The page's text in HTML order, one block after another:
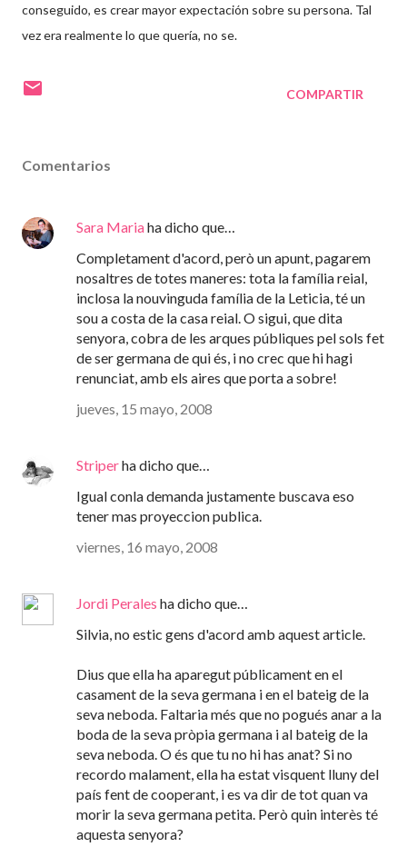
conseguido, es crear mayor expectación sobre su persona. Tal
vez era realmente lo que quería, no se.
COMPARTIR
Comentarios
Sara Mariaha dicho que…
Completament d'acord, però un apunt, pagarem
nosaltres de totes maneres: tota la família reial,
inclosa la nouvinguda família de la Leticia, té un
sou a costa de la casa reial. O sigui, que dita
senyora, cobra de les arques públiques pel sols fet
de ser germana de qui és, i no crec que hi hagi
renunciat, amb els aires que porta a sobre!
jueves, 15 mayo, 2008
Striperha dicho que…
Igual conla demanda justamente buscava eso
tener mas proyeccion publica.
viernes, 16 mayo, 2008
Jordi Perales ha dicho que…
Silvia, no estic gens d'acord amb aquest article.
Dius que ella ha aparegut públicament en el
casament de la seva germana i en el bateig de la
seva neboda. Faltaria més que no pogués anar a la
boda de la seva pròpia germana i al bateig de la
seva neboda. O és que tu no hi has anat? Si no
recordo malament, ella ha estat visquent lluny del
país fent de cooperant, i es va dir de tot quan va
morir la seva germana petita. Però quin interès té
aquesta senyora?